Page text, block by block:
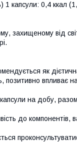
1 капсули: 0,4 ккал
захищеному від
як
впливає на
на добу,
до компонентів,